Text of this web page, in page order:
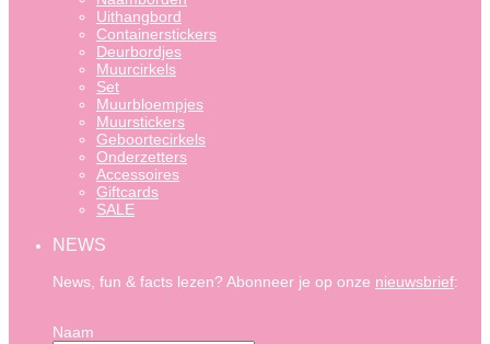
Uithangbord
Containerstickers
Deurbordjes
Muurcirkels
Set
Muurbloempjes
Muurstickers
Geboortecirkels
Onderzetters
Accessoires
Giftcards
SALE
NEWS
News, fun & facts lezen? Abonneer je op onze nieuwsbrief:
Naam